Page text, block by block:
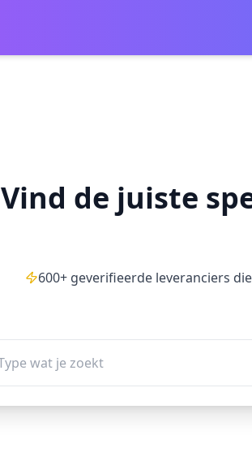
Vind de juiste
600+ geverifieerde leveranciers